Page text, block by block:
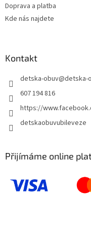
Doprava a platba
Kde nás najdete
Kontakt
detska-obuv@detska-
607 194 816
https://
detskaobuvubileveze
Přijímáme online